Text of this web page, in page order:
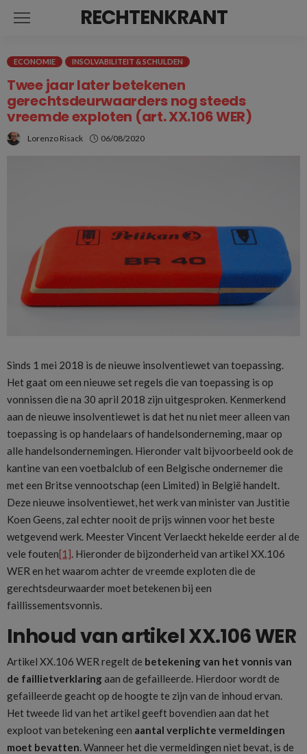
RECHTENKRANT
ECONOMIE INSOLVABILITEIT & SCHULDEN
Twee jaar later betekenen
gerechtsdeurwaarders nog steeds
vreemde exploten (art. XX.106 WER)
Lorenzo Risack 06/08/2020
Sinds 1 mei 2018 is de nieuwe insolventiewet van toepassing.
Het gaat om een nieuwe set regels die van toepassing is op
vonnissen die na 30 april 2018 zijn uitgesproken. Kenmerkend
aan de nieuwe insolventiewet is dat het nu niet meer alleen van
toepassing is op handelaars of handelsonderneming, maar op
alle handelsondernemingen. Hieronder valt bijvoorbeeld ook de
kantine van een voetbalclub of een Belgische ondernemer die
met een Britse vennootschap (een Limited) in België handelt.
Deze nieuwe insolventiewet, het werk van minister van Justitie
Koen Geens, zal echter nooit de prijs winnen voor het beste
wetgevend werk. Meester Vincent Verlaeckt hekelde eerder al de
vele fouten[1] . Hieronder de bijzonderheid van artikel XX.106
WER en het waarom achter de vreemde exploten die de
gerechtsdeurwaarder moet betekenen bij een
faillissementsvonnis.
Inhoud van artikel XX.106 WER
Artikel XX.106 WER regelt de betekening van het vonnis van
de faillietverklaring aan de gefailleerde. Hierdoor wordt de
gefailleerde geacht op de hoogte te zijn van de inhoud ervan.
Het tweede lid van het artikel geeft bovendien aan dat het
exploot van betekening een aantal verplichte vermeldingen
moet bevatten. Wanneer het die vermeldingen niet bevat, is de